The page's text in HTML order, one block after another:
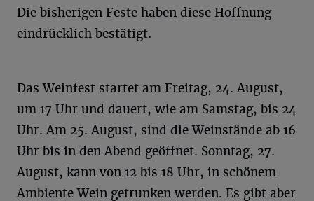
Die bisherigen Feste haben diese Hoffnung
eindrücklich bestätigt.
Das Weinfest startet am Freitag, 24. August,
um 17 Uhr und dauert, wie am Samstag, bis 24
Uhr. Am 25. August, sind die Weinstände ab 16
Uhr bis in den Abend geöffnet. Sonntag, 27.
August, kann von 12 bis 18 Uhr, in schönem
Ambiente Wein getrunken werden. Es gibt aber